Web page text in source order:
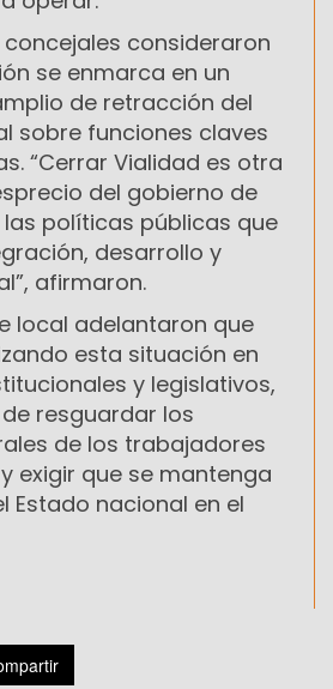
concejales consideraron
se enmarca en un
de retracción del
sobre funciones claves
“Cerrar Vialidad es otra
del gobierno de
las políticas públicas que
desarrollo y
afirmaron.
local adelantaron que
esta situación en
y legislativos,
resguardar los
de los trabajadores
exigir que se mantenga
Estado nacional en el